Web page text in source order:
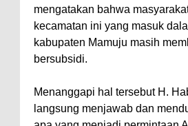
mengatakan bahwa
kecamatan ini yang masuk
kabupaten Mamuju masih
bersubsidi.
Menanggapi hal tersebut H.
langsung menjawab dan